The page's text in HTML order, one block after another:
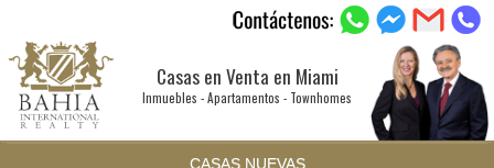
Casas en Venta en Miami
Inmuebles - Apartamentos - Townhomes
CASAS NUEVAS